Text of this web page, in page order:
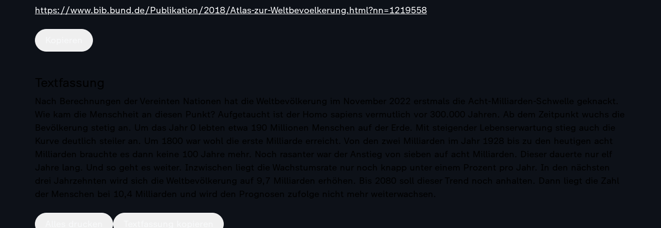
https://www.bib.bund.de/Publikation/2018/Atlas-zur-Weltbevoelkerung.html?nn=1219558
Textfassung
Nach Berechnungen der Vereinten Nationen hat die Weltbevölkerung im November 2022 erstmals die Acht-Milliarden-Schwelle geknackt.
Wie kam die Menschheit an diesen Punkt? Aufgetaucht ist der Homo sapiens vermutlich vor 300.000 Jahren. Ab dem Zeitpunkt wuchs die
Bevölkerung stetig an. Um das Jahr 0 lebten etwa 190 Millionen Menschen auf der Erde. Mit steigender Lebenserwartung stieg auch die
Kurve deutlich steiler an. Um 1800 war wohl die erste Milliarde erreicht. Von den zwei Milliarden im Jahr 1928 bis zu den heutigen acht
Milliarden brauchte es dann keine 100 Jahre mehr. Noch rasanter war der Anstieg von sieben auf acht Milliarden. Dieser dauerte nur elf
Jahre lang. Und so geht es weiter. Inzwischen liegt die Wachstumsrate nur noch knapp unter einem Prozent pro Jahr. In den nächsten
drei Jahrzehnten wird sich die Weltbevölkerung auf 9,7 Milliarden erhöhen. Bis 2080 soll dieser Trend noch anhalten. Dann liegt die Zahl
der Menschen bei 10,4 Milliarden und wird den Prognosen zufolge nicht mehr weiterwachsen.